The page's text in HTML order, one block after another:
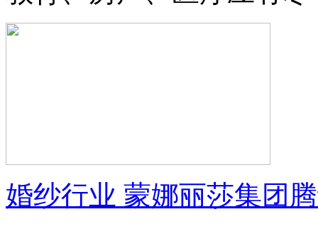
婚纱行业 蒙娜丽莎集团